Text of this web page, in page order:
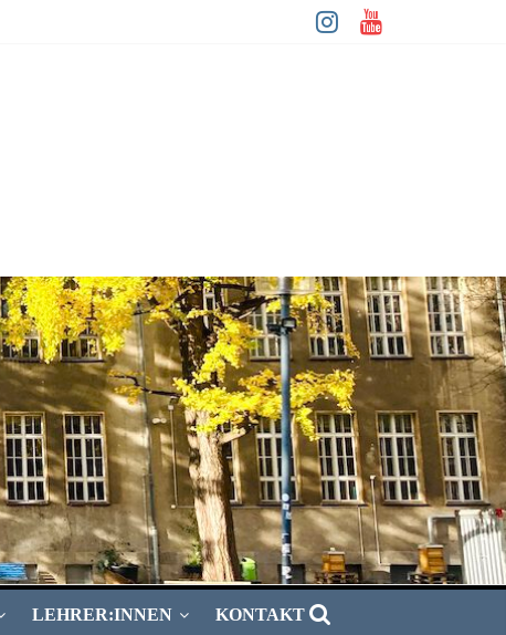
LEHRER:INNEN KONTAKT